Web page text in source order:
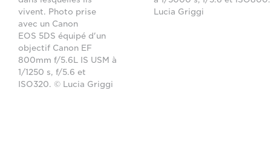
vivent. Photo prise
avec un Canon
EOS 5DS équipé d'un
objectif Canon EF
800mm f/5.6L IS USM à
1/1250 s, f/5.6 et
ISO320. © Lucia Griggi
Lucia Griggi